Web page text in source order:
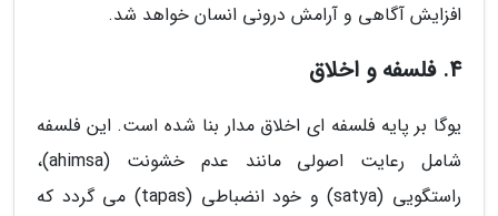
افزایش آگاهی و آرامش درونی انسان خواهد شد.
4. فلسفه و اخلاق
یوگا بر پایه فلسفه ای اخلاق مدار بنا شده است. این فلسفه
شامل رعایت اصولی مانند عدم خشونت (ahimsa)،
راستگویی (satya) و خود انضباطی (tapas) می گردد که